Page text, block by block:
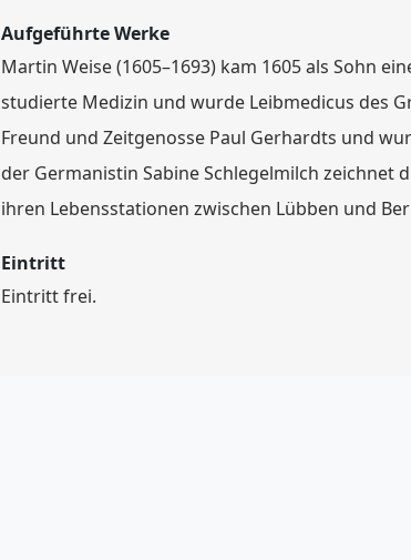
Aufgeführte Werke
Martin Weise (1605–1693) kam 1605 als Sohn
studierte Medizin und wurde Leibmedicus des
Freund und Zeitgenosse Paul Gerhardts und
der Germanistin Sabine Schlegelmilch zeichnet
ihren Lebensstationen zwischen Lübben und
Eintritt
Eintritt frei.